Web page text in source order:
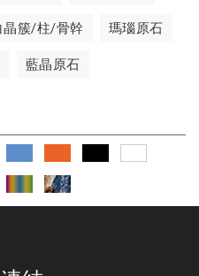
晶簇/柱/骨幹 瑪瑙原石
藍晶原石